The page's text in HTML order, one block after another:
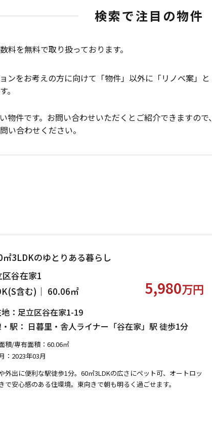
検索で注目の物件
料を無料で取り扱っております。
ンをお考えの方に向けて「物件」以外に「リノベ案」と
。
物件です。お問い合わせいただくとご紹介できますので、
い合わせください。
3LDKのゆとりある暮らし
区谷在家1
含む)｜ 60.06㎡
5,980万円
：足立区谷在家1-19
駅： 日暮里・舎人ライナー「谷在家」駅 徒歩1分
積/専有面積：60.06㎡
：2023年03月
外出に便利な駅徒歩1分。60㎡3LDKの広さにペット可、オートロッ
で安心感のある住環境。東向きで朝も明るく過ごせます。